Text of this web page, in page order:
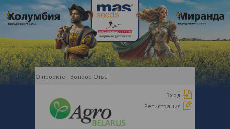
О проекте Вопрос-Ответ
Вход
Регистрация